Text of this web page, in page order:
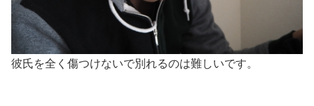
彼氏を全く傷つけないで別れるのは難しいです。